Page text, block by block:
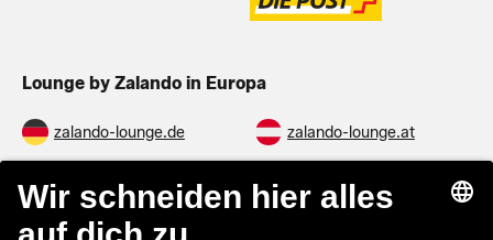
Lounge by Zalando in Europa
zalando-lounge.de zalando-lounge.at
zalando-lounge.ch zalando-prive.it
zalando-prive.fr